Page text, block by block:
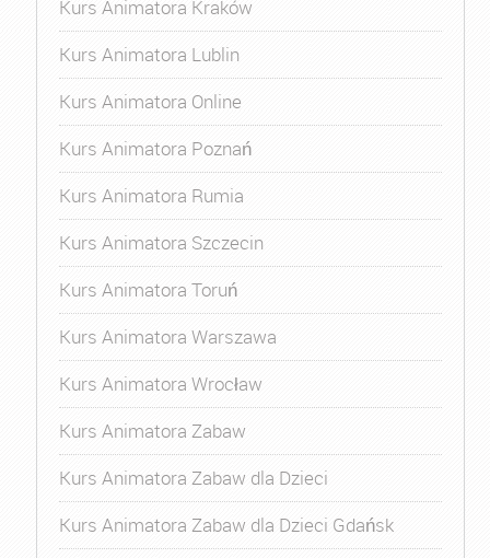
Kurs Animatora Kraków
Kurs Animatora Lublin
Kurs Animatora Online
Kurs Animatora Poznań
Kurs Animatora Rumia
Kurs Animatora Szczecin
Kurs Animatora Toruń
Kurs Animatora Warszawa
Kurs Animatora Wrocław
Kurs Animatora Zabaw
Kurs Animatora Zabaw dla Dzieci
Kurs Animatora Zabaw dla Dzieci Gdańsk